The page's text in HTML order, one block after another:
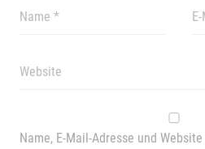
Name, E-Mail-Adresse und